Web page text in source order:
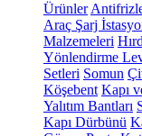
Ürünler
Araç Şarj
Malzemeleri
Yönlendirme
Setleri Somun
Köşebent Kapı
Yalıtım Bantları
Kapı Dürbünü